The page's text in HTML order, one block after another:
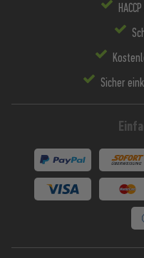
Sicher